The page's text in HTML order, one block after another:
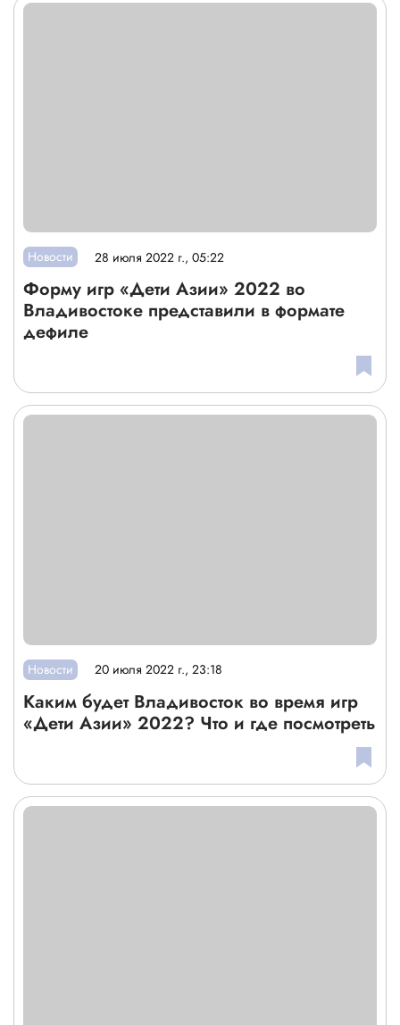
Новости 28 июля 2022 г., 05:22
Форму игр «Дети Азии» 2022 во
Владивостоке представили в формате
дефиле
Новости 20 июля 2022 г., 23:18
Каким будет Владивосток во время игр
«Дети Азии» 2022? Что и где посмотреть